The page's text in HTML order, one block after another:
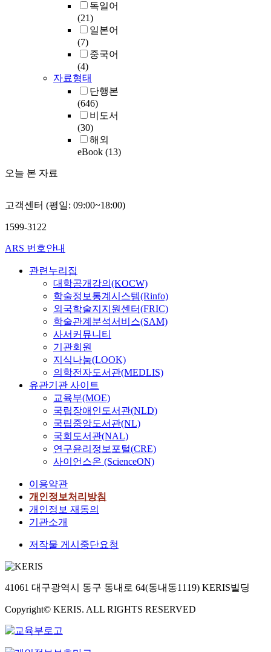
독일어
(21)
일본어
(7)
중국어
(4)
자료형태
단행본
(646)
비도서
(30)
해외
eBook (13)
오늘 본 자료
고객센터 (평일: 09:00~18:00)
1599-3122
ARS 번호안내
관련누리집
대학공개강의(KOCW)
학술정보통계시스템(Rinfo)
외국학술지지원센터(FRIC)
학술관계분석서비스(SAM)
사서커뮤니티
기관회원
지식나눔(LOOK)
의학전자도서관(MEDLIS)
유관기관 사이트
교육부(MOE)
국립장애인도서관(NLD)
국립중앙도서관(NL)
국회도서관(NAL)
연구윤리정보포털(CRE)
사이언스온 (ScienceON)
이용약관
개인정보처리방침
개인정보 재동의
기관소개
저작물 게시중단요청
41061 대구광역시 동구 동내로 64(동내동1119) KERIS빌딩
Copyright© KERIS. ALL RIGHTS RESERVED